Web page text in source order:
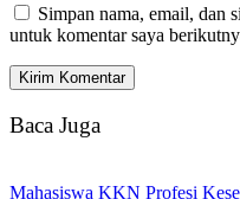
Simpan nama, email, dan
untuk komentar saya
Baca Juga
Mahasiswa KKN Profesi